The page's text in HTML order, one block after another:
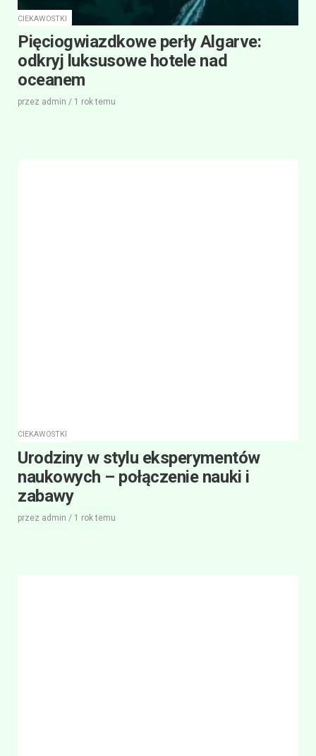
CIEKAWOSTKI
Pięciogwiazdkowe perły Algarve:
odkryj luksusowe hotele nad
oceanem
przez admin / 1 roktemu
CIEKAWOSTKI
Urodziny w stylu eksperymentów
naukowych – połączenie nauki i
zabawy
przez admin / 1 roktemu